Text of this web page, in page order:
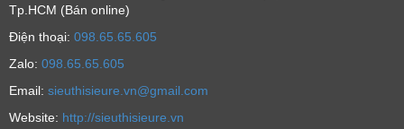
Tp.HCM (Bán online)
Ðiện thoại: 098.65.65.605
Zalo: 098.65.65.605
Email: sieuthisieure.vn@gmail.com
Website: http://sieuthisieure.vn